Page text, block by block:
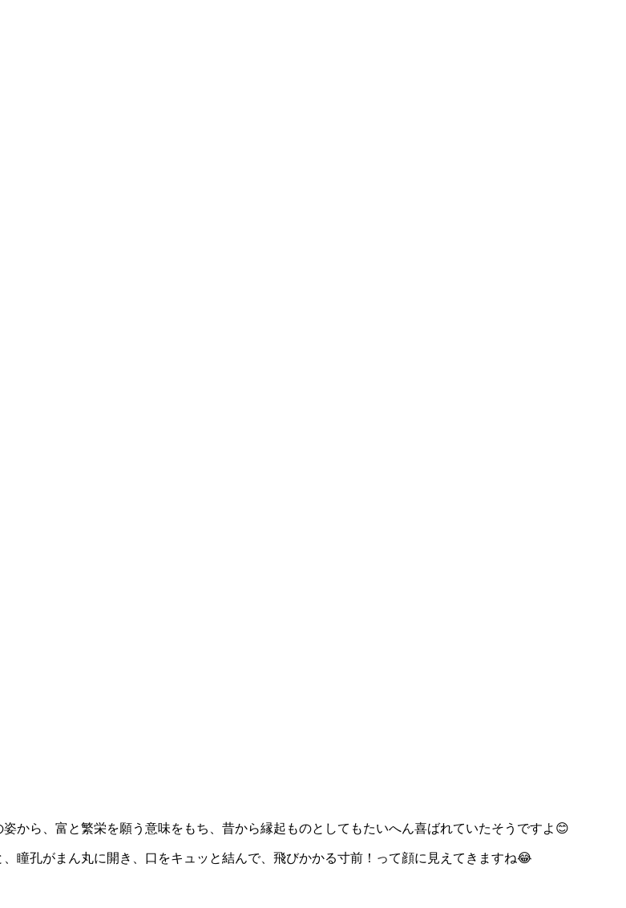
から、富と繁栄を願う意味をもち、昔から縁起ものとしてもたいへん喜ばれていたそうですよ😊
瞳孔がまん丸に開き、口をキュッと結んで、飛びかかる寸前！って顔に見えてきますね😂